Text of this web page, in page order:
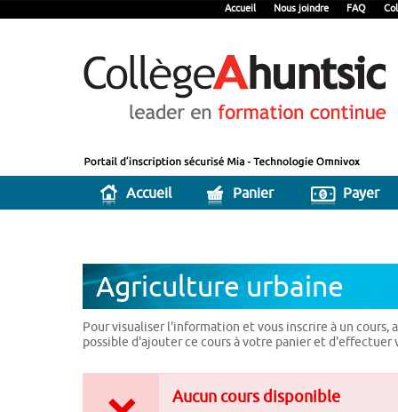
Accueil Nous joindre FAQ
Accueil Panier Payer
Agriculture urbaine
Pour visualiser l'information et vous inscrire à un cours,
possible d'ajouter ce cours à votre panier et d'effectuer
Aucun cours disponible